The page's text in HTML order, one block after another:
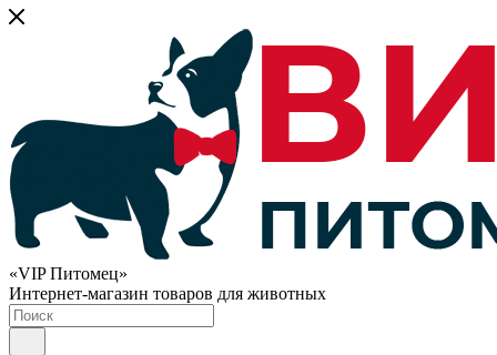
«VIP Питомец»
Интернет-магазин товаров для животных